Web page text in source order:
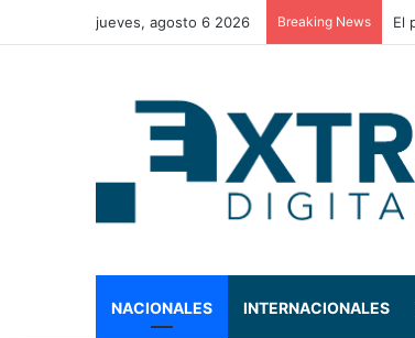
jueves, agosto 6 2026 Breaking News
NACIONALES INTERNACIONALES